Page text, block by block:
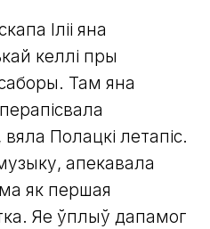
Іліі яна
келлі пры
Там яна
Полацкі летапіс.
апекавала
як першая
Яе ўплыў дапамог